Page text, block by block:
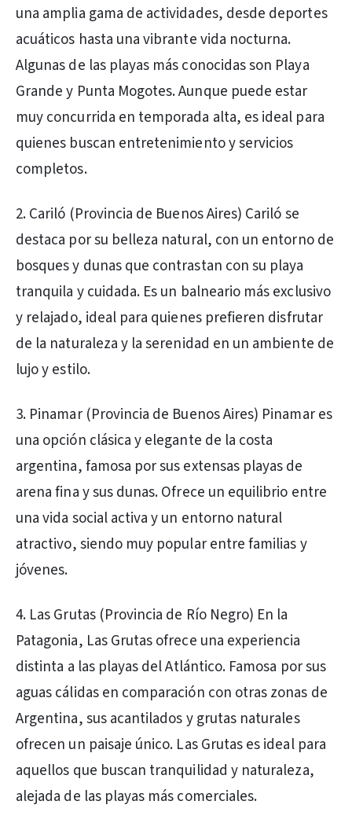
una amplia gama de actividades, desde deportes
acuáticos hasta una vibrante vida nocturna.
Algunas de las playas más conocidas son Playa
Grande y Punta Mogotes. Aunque puede estar
muy concurrida en temporada alta, es ideal para
quienes buscan entretenimiento y servicios
completos.
2. Cariló (Provincia de Buenos Aires) Cariló se
destaca por su belleza natural, con un entorno de
bosques y dunas que contrastan con su playa
tranquila y cuidada. Es un balneario más exclusivo
y relajado, ideal para quienes prefieren disfrutar
de la naturaleza y la serenidad en un ambiente de
lujo y estilo.
3. Pinamar (Provincia de Buenos Aires) Pinamar es
una opción clásica y elegante de la costa
argentina, famosa por sus extensas playas de
arena fina y sus dunas. Ofrece un equilibrio entre
una vida social activa y un entorno natural
atractivo, siendo muy popular entre familias y
jóvenes.
4. Las Grutas (Provincia de Río Negro) En la
Patagonia, Las Grutas ofrece una experiencia
distinta a las playas del Atlántico. Famosa por sus
aguas cálidas en comparación con otras zonas de
Argentina, sus acantilados y grutas naturales
ofrecen un paisaje único. Las Grutas es ideal para
aquellos que buscan tranquilidad y naturaleza,
alejada de las playas más comerciales.